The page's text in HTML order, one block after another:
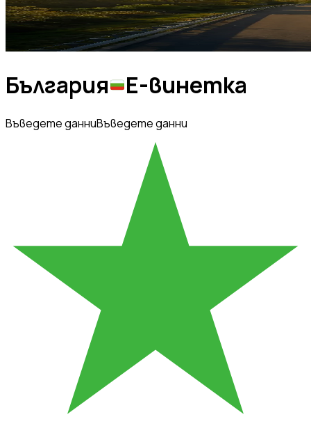
България Е-винетка
Въведете данниВъведете данни